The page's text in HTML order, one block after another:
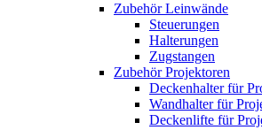
Zubehör Leinwände
Steuerungen
Halterungen
Zugstangen
Zubehör Projektoren
Deckenhalter für
Wandhalter für
Deckenlifte für